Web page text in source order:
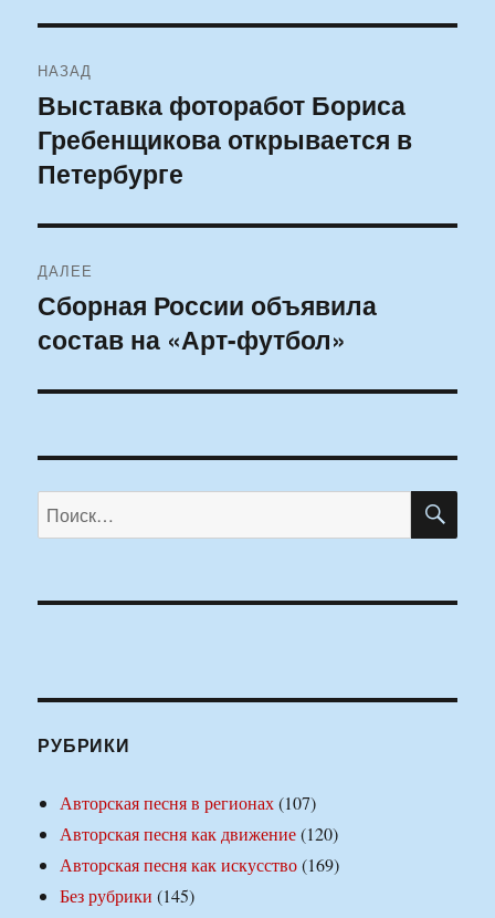
по
записям
НАЗАД
Предыдущая
запись:
Выставка фоторабот Бориса
Гребенщикова открывается в
Петербурге
ДАЛЕЕ
Следующая
запись:
Сборная России объявила
состав на «Арт-футбол»
Искать:
РУБРИКИ
Авторская песня в регионах(107)
Авторская песня как движение(120)
Авторская песня как искусство(169)
Без рубрики (145)